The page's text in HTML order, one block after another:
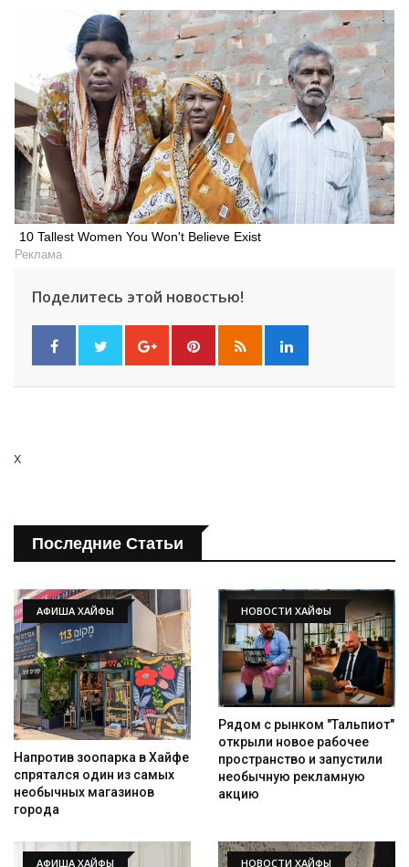
Искать
10 Tallest Women You Won't Believe Exist
Реклама
Поделитесь этой новостью!
x
Последние Статьи
АФИША ХАЙФЫ
Напротив зоопарка в Хайфе
спрятался один из самых
необычных магазинов
города
НОВОСТИ ХАЙФЫ
Рядом с рынком "Тальпиот"
открыли новое рабочее
пространство и запустили
необычную рекламную
акцию
АФИША ХАЙФЫ НОВОСТИ ХАЙФЫ